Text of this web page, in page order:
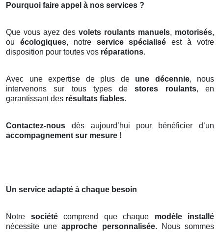
Pourquoi faire appel à nos services ?
Que vous ayez des volets roulants manuels, motorisés,
ou écologiques, notre service spécialisé est à votre
disposition pour toutes vos réparations.
Avec une expertise de plus de une décennie, nous
intervenons sur tous types destores roulants, en
garantissant des résultats fiables.
Contactez-nous dès aujourd’hui pour bénéficier d’un
accompagnement sur mesure !
Un service adapté à chaque besoin
Notre sociétécomprend que chaque modèle installé
nécessite uneapproche personnalisée. Nous sommes